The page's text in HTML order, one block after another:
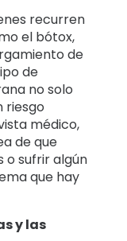
recurren
el bótox,
de
de
no solo
riesgo
médico,
de que
o sufrir algún
que hay
y las